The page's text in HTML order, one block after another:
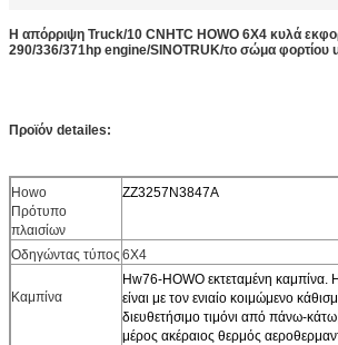
Η απόρριψη Truck/10 CNHTC HOWO 6X4 κυλά
290/336/371hp engine/SINOTRUK/το σώμα
Προϊόν detailes:
Howo
Πρότυπο
πλαισίων
ZZ3257N3847A
Οδηγώντας τύπος 6X4
Καμπίνα
Hw76-HOWO εκτεταμένη
είναι με τον ενιαίο κοιμώμενο
διευθετήσιμο τιμόνι από πάνω-
μέρος ακέραιος θερμός